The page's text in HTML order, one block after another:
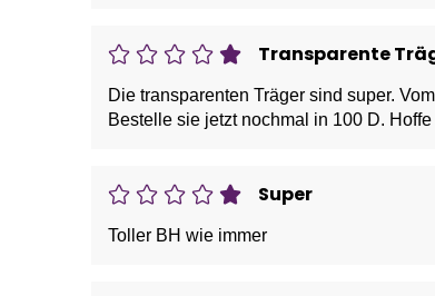
Transparente
Die transparenten Träger sind super.
Bestelle sie jetzt nochmal in 100 D.
Super
Toller BH wie immer